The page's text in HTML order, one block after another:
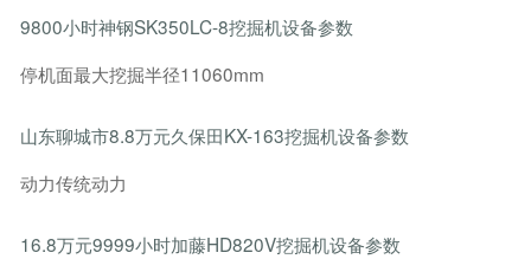
9800小时神钢SK350LC-8挖掘机设备参数
停机面最大挖掘半径11060mm
山东聊城市8.8万元久保田KX-163挖掘机设备参数
动力传统动力
16.8万元9999小时加藤HD820V挖掘机设备参数